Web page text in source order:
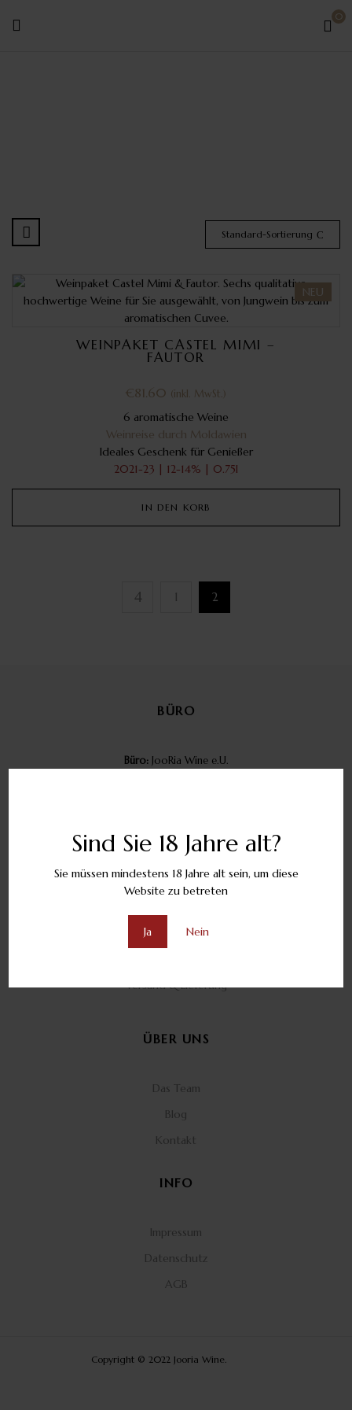
Sind Sie 18 Jahre alt?
Sie müssen mindestens 18 Jahre alt sein, um diese
Website zu betreten
Ja Nein
0
Standard-Sortierung
NEU
WEINPAKET CASTEL MIMI –
FAUTOR
€81.60 (inkl. MwSt.)
6 aromatische Weine
Weinreise durch Moldawien
Ideales Geschenk für Genießer
2021-23 | 12-14% | 0.75l
IN DEN KORB
1 2
BÜRO
Büro:JooRia Wine e.U.
Email: office@jooriawine.com
KUNDENSERVICE
Wo ist mein Paket
Versand & Lieferung
ÜBER UNS
Das Team
Blog
Kontakt
INFO
Impressum
Datenschutz
AGB
Copyright © 2022 Jooria Wine.